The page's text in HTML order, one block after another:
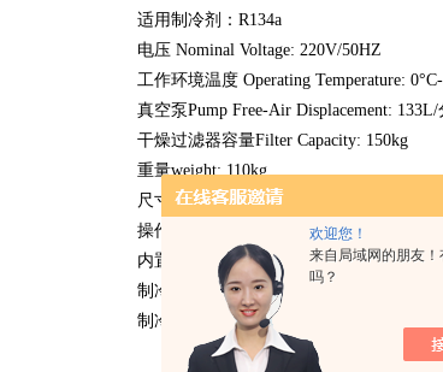
欢迎您！
来自局域网的朋友
吗？
适用制冷剂：R134a
电压 Nominal Voltage: 220V/50HZ
工作环境温度 Operating Temperature:
真空泵Pump Free-Air Displacement:
干燥过滤器容量Filter Capacity: 150kg
重量weight: 110kg
尺寸 Dimensions：585×1170×730（mm）
操作语言：中/英文
内置制冷剂罐容量：18kg
制冷剂回收速度：300克/分钟
制冷剂加注精度：±10g